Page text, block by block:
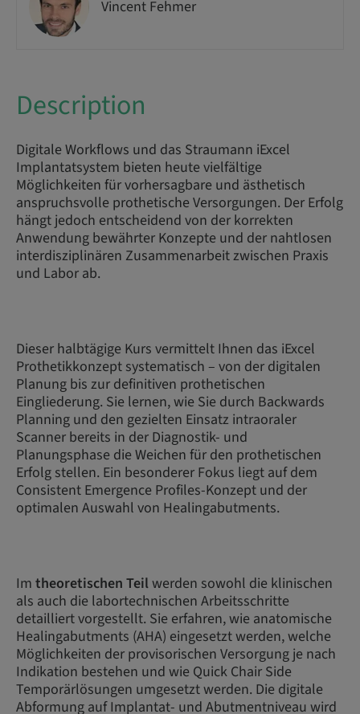
Vincent Fehmer
Description
Digitale Workflows und das Straumann iExcel
Implantatsystem bieten heute vielfältige
Möglichkeiten für vorhersagbare und ästhetisch
anspruchsvolle prothetische Versorgungen. Der Erfolg
hängt jedoch entscheidend von der korrekten
Anwendung bewährter Konzepte und der nahtlosen
interdisziplinären Zusammenarbeit zwischen Praxis
und Labor ab.
Dieser halbtägige Kurs vermittelt Ihnen das iExcel
Prothetikkonzept systematisch – von der digitalen
Planung bis zur definitiven prothetischen
Eingliederung. Sie lernen, wie Sie durch Backwards
Planning und den gezielten Einsatz intraoraler
Scanner bereits in der Diagnostik- und
Planungsphase die Weichen für den prothetischen
Erfolg stellen. Ein besonderer Fokus liegt auf dem
Consistent Emergence Profiles-Konzept und der
optimalen Auswahl von Healingabutments.
Im theoretischen Teilwerden sowohl die klinischen
als auch die labortechnischen Arbeitsschritte
detailliert vorgestellt. Sie erfahren, wie anatomische
Healingabutments (AHA) eingesetzt werden, welche
Möglichkeiten der provisorischen Versorgung je nach
Indikation bestehen und wie Quick Chair Side
Temporärlösungen umgesetzt werden. Die digitale
Abformung auf Implantat- und Abutmentniveau wird